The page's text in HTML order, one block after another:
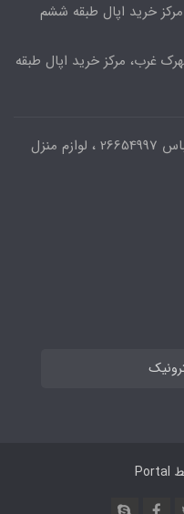
خرید اپال طبقه ششم
غرب، مرکز خرید اپال طبقه
کوله و چمدان 26350784 ، لباس 26654997 ، لوازم منزل
Portal